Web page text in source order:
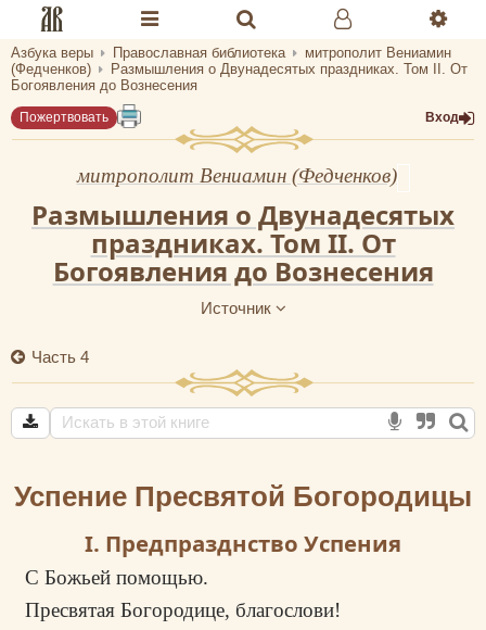
Разделы портала «Азбука веры»
Главная
Библиотеки
Календарь
Молитва
Проверь себя
Тематическое
Азбука веры Православная библиотека
митрополит Вениамин
(Федченков)
Размышления о Двунадесятых праздниках. Том II. От
Богоявления до Вознесения
Пожертвовать Вход
митрополит Вениамин (Федченков)
Размышления о Двунадесятых
праздниках. Том II. От
Богоявления до Вознесения
Источник
Часть 4
Успение Пресвятой Богородицы
I. Предпразднство Успения
С Божьей помощью.
Пресвятая Богородице, благослови!